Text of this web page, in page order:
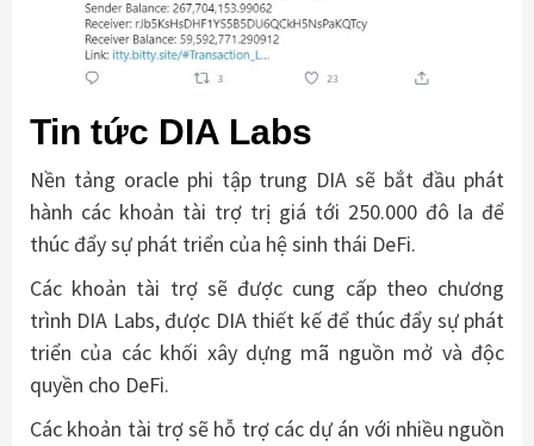
Tin tức DIA Labs
Nền tảng oracle phi tập trung DIA sẽ bắt đầu phát
hành các khoản tài trợ trị giá tới 250.000 đô la để
thúc đẩy sự phát triển của hệ sinh thái DeFi.
Các khoản tài trợ sẽ được cung cấp theo chương
trình DIA Labs, được DIA thiết kế để thúc đẩy sự phát
triển của các khối xây dựng mã nguồn mở và độc
quyền cho DeFi.
Các khoản tài trợ sẽ hỗ trợ các dự án với nhiều nguồn